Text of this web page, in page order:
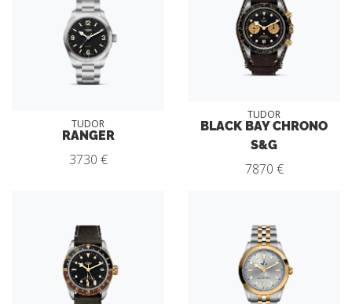
TUDOR
RANGER
3730 €
TUDOR
BLACK BAY CHRONO
S&G
7870 €